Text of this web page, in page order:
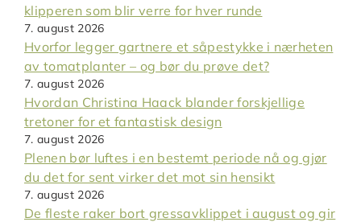
klipperen som blir verre for hver runde
7. august 2026
Hvorfor legger gartnere et såpestykke i nærheten
av tomatplanter – og bør du prøve det?
7. august 2026
Hvordan Christina Haack blander forskjellige
tretoner for et fantastisk design
7. august 2026
Plenen bør luftes i en bestemt periode nå og gjør
du det for sent virker det mot sin hensikt
7. august 2026
De fleste raker bort gressavklippet i august og gir